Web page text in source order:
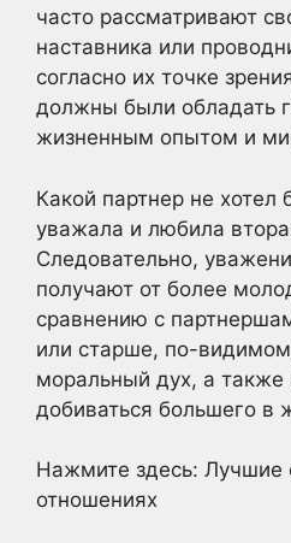
часто рассматривают
наставника или
согласно их точке
должны были обладать
жизненным опытом и
Какой партнер не хотел
уважала и любила
Следовательно,
получают от более
сравнению с
или старше, по-
моральный дух, а также
добиваться большего в
Нажмите здесь: Лучшие
отношениях